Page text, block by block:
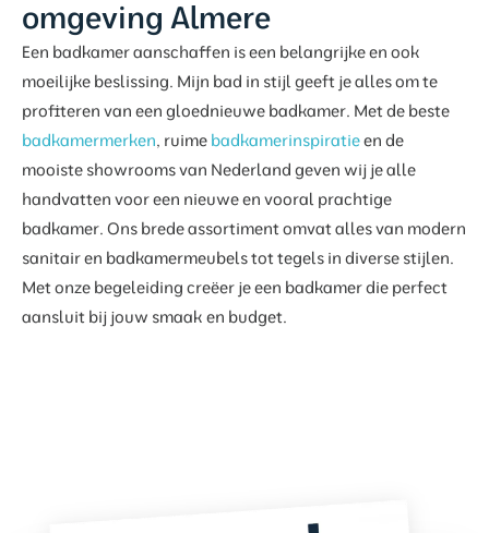
omgeving Almere
Een badkamer aanschaffen is een belangrijke en ook
moeilijke beslissing. Mijn bad in stijl geeft je alles om te
profiteren van een gloednieuwe badkamer. Met de beste
badkamermerken, ruime badkamerinspiratieen de
mooiste showrooms van Nederland geven wij je alle
handvatten voor een nieuwe en vooral prachtige
badkamer. Ons brede assortiment omvat alles van modern
sanitair en badkamermeubels tot tegels in diverse stijlen.
Met onze begeleiding creëer je een badkamer die perfect
aansluit bij jouw smaak en budget.